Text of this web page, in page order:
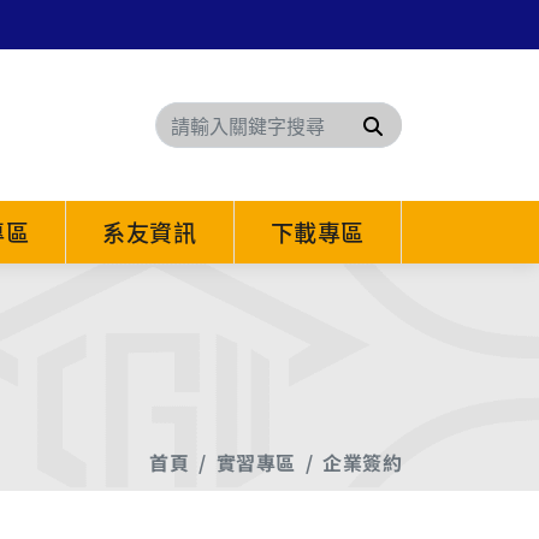
搜尋
系友資訊 下載專區
首頁 實習專區 企業簽約